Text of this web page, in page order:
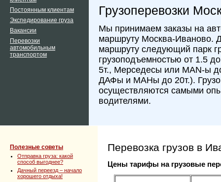
Постоянным клиентам
Экспедирование груза
Вакансии
Перевозки
автомобильным
транспортом
Грузоперевозки
Мы принимаем заказы на
маршруту Москва-Иваново.
маршруту следующий парк
грузоподъемностью от 1.5
5т., Мерседесы или MAN-ы
ДАФы и МАНы до 20т.).
осуществляются самыми
водителями.
Полезные советы
Отправка груза: какой
способ выгоднее?
Дачный переезд – начало
хорошего отдыха!
Перевозка грузов в
Цены тарифы на грузовые